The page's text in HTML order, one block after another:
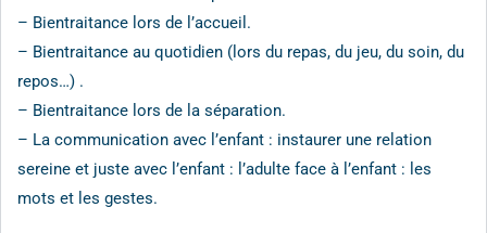
– Bientraitance lors de l’accueil.
– Bientraitance au quotidien (lors du repas, du jeu, du soin, du
repos…) .
– Bientraitance lors de la séparation.
– La communication avec l’enfant : instaurer une relation
sereine et juste avec l’enfant : l’adulte face à l’enfant : les
mots et les gestes.